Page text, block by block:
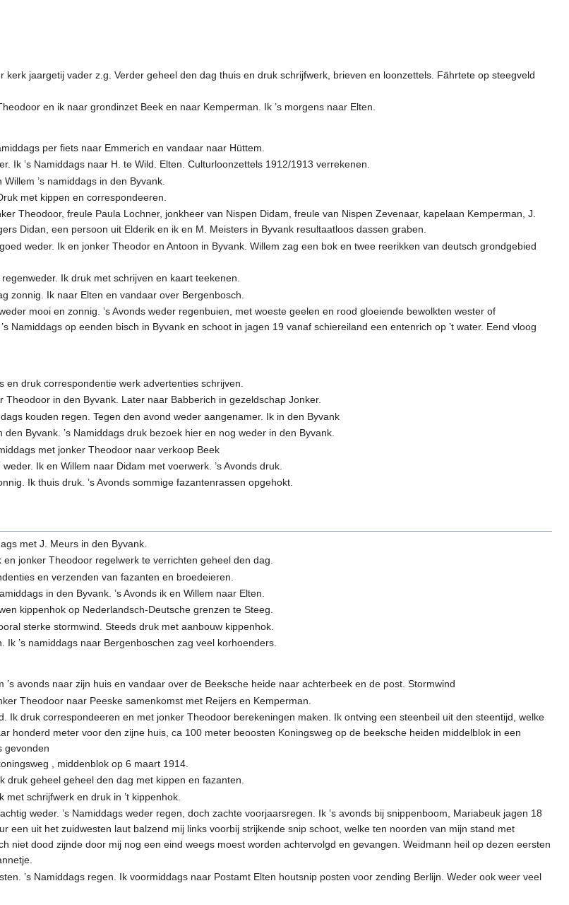
kerk jaargetij vader z.g. Verder geheel den dag thuis en druk schrijfwerk, brieven en loonzettels. Fährtete op steegveld
en ik naar grondinzet Beek en naar Kemperman. Ik ’s morgens naar Elten.
per fiets naar Emmerich en vandaar naar Hüttem.
Ik ’s Namiddags naar H. te Wild. Elten. Culturloonzettels 1912/1913 verrekenen.
’s namiddags in den Byvank.
met kippen en correspondeeren.
Theodoor, freule Paula Lochner, jonkheer van Nispen Didam, freule van Nispen Zevenaar, kapelaan Kemperman, J.
Didan, een persoon uit Elderik en ik en M. Meisters in Byvank resultaatloos dassen graben.
weder. Ik en jonker Theodor en Antoon in Byvank. Willem zag een bok en twee reerikken van deutsch grondgebied
Ik druk met schrijven en kaart teekenen.
zonnig. Ik naar Elten en vandaar over Bergenbosch.
mooi en zonnig. ’s Avonds weder regenbuien, met woeste geelen en rood gloeiende bewolkten wester of
Namiddags op eenden bisch in Byvank en schoot in jagen 19 vanaf schiereiland een entenrich op ’t water. Eend vloog
druk correspondentie werk advertenties schrijven.
in den Byvank. Later naar Babberich in gezeldschap Jonker.
kouden regen. Tegen den avond weder aangenamer. Ik in den Byvank
Byvank. ’s Namiddags druk bezoek hier en nog weder in den Byvank.
met jonker Theodoor naar verkoop Beek
Ik en Willem naar Didam met voerwerk. ’s Avonds druk.
Ik thuis druk. ’s Avonds sommige fazantenrassen opgehokt.
met J. Meurs in den Byvank.
jonker Theodoor regelwerk te verrichten geheel den dag.
en verzenden van fazanten en broedeieren.
in den Byvank. ’s Avonds ik en Willem naar Elten.
kippenhok op Nederlandsch-Deutsche grenzen te Steeg.
sterke stormwind. Steeds druk met aanbouw kippenhok.
’s namiddags naar Bergenboschen zag veel korhoenders.
avonds naar zijn huis en vandaar over de Beeksche heide naar achterbeek en de post. Stormwind
Theodoor naar Peeske samenkomst met Reijers en Kemperman.
Ik druk correspondeeren en met jonker Theodoor berekeningen maken. Ik ontving een steenbeil uit den steentijd, welke
honderd meter voor den zijne huis, ca 100 meter beoosten Koningsweg op de beeksche heiden middelblok in een
gevonden
, middenblok op 6 maart 1914.
druk geheel geheel den dag met kippen en fazanten.
schrijfwerk en druk in ’t kippenhok.
weder. ’s Namiddags weder regen, doch zachte voorjaarsregen. Ik ’s avonds bij snippenboom, Mariabeuk jagen 18
een uit het zuidwesten laut balzend mij links voorbij strijkende snip schoot, welke ten noorden van mijn stand met
niet dood zijnde door mij nog een eind weegs moest worden achtervolgd en gevangen. Weidmann heil op dezen eersten
’s Namiddags regen. Ik voormiddags naar Postamt Elten houtsnip posten voor zending Berlijn. Weder ook weer veel